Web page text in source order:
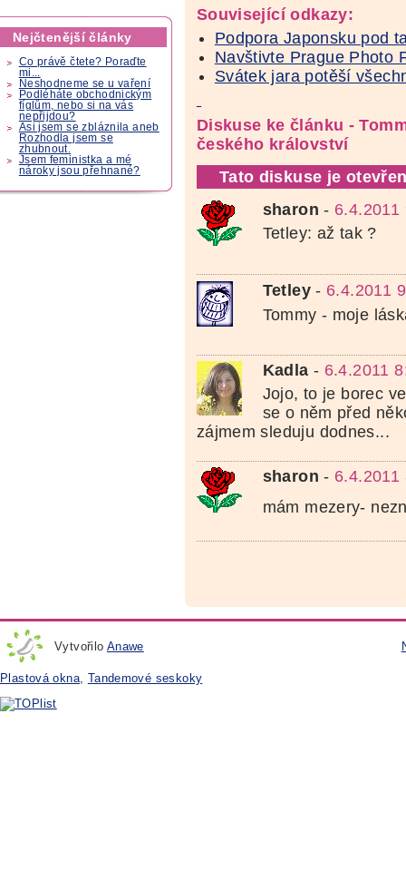
Nejčtenější články
Co právě čtete? Poraďte
mi...
Neshodneme se u vaření
Podléháte obchodnickým
fíglům, nebo si na vás
nepřijdou?
Asi jsem se zbláznila aneb
Rozhodla jsem se
zhubnout.
Jsem feministka a mé
nároky jsou přehnané?
Související odkazy:
Podpora Japonsku pod
Navštivte Prague Photo
Svátek jara potěší
Diskuse ke článku -
českého království
Tato diskuse je
sharon - 6.4.2011
Tetley: až tak ?
Tetley- 6.4.2011
Tommy - moje
Kadla - 6.4.2011
Jojo, to je borec
se o něm před
zájmem sleduju dodnes...
sharon - 6.4.2011
mám mezery-
Vytvořilo Anawe
Plastová okna, Tandemové seskoky